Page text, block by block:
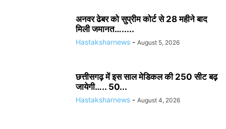
अनवर ढेबर को सुप्रीम कोर्ट से 28 महीने बाद
मिली जमानत….....
Hastaksharnews - August 5, 2026
छत्तीसगढ़ में इस साल मेडिकल की 250 सीट बढ़
जायेगी….. 50...
Hastaksharnews - August 4, 2026